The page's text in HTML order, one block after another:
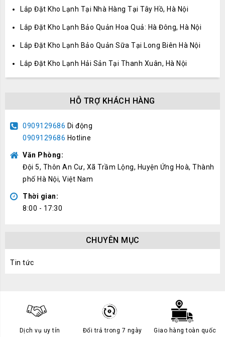
Lắp Đặt Kho Lạnh Tại Nhà Hàng Tại Tây Hồ, Hà Nội
Lắp Đặt Kho Lạnh Bảo Quản Hoa Quả: Hà Đông, Hà Nội
Lắp Đặt Kho Lạnh Bảo Quản Sữa Tại Long Biên Hà Nội
Lắp Đặt Kho Lạnh Hải Sản Tại Thanh Xuân, Hà Nội
HỖ TRỢ KHÁCH HÀNG
0909129686 Di động
0909129686 Hotline
Văn Phòng:
Đội 5, Thôn An Cư, Xã Trầm Lộng, Huyện Ứng Hoà, Thành
phố Hà Nội, Việt Nam
Thời gian:
8:00 - 17:30
CHUYÊN MỤC
Tin tức
Dịch vụ uy tín Đổi trả trong 7 ngày Giao hàng toàn quốc